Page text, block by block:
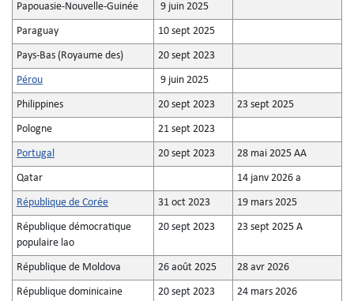
Papouasie-Nouvelle-Guinée 9 juin 2025
Paraguay 10 sept 2025
Pays-Bas (Royaume des) 20 sept 2023
Pérou 9 juin 2025
Philippines 20 sept 2023 23 sept 2025
Pologne 21 sept 2023
Portugal 20 sept 2023 28 mai 2025 AA
Qatar 14 janv 2026 a
République de Corée 31 oct 2023 19 mars 2025
République démocratique
populaire lao
20 sept 2023 23 sept 2025 A
République de Moldova 26 août 2025 28 avr 2026
République dominicaine 20 sept 2023 24 mars 2026